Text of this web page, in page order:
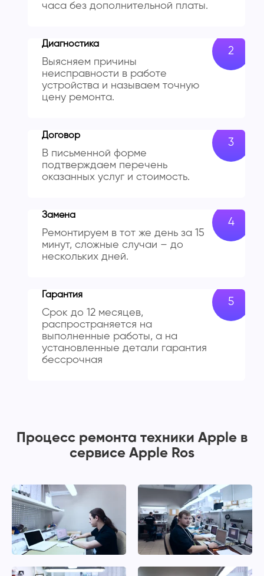
часа без дополнительной платы.
Диагностика
Выясняем причины
неисправности в работе
устройства и называем точную
цену ремонта.
Договор
В письменной форме
подтверждаем перечень
оказанных услуг и стоимость.
Замена
Ремонтируем в тот же день за 15
минут, сложные случаи – до
нескольких дней.
Гарантия
Срок до 12 месяцев,
распространяется на
выполненные работы, а на
установленные детали гарантия
бессрочная
Процесс ремонта техники Apple в
сервисе Apple Ros